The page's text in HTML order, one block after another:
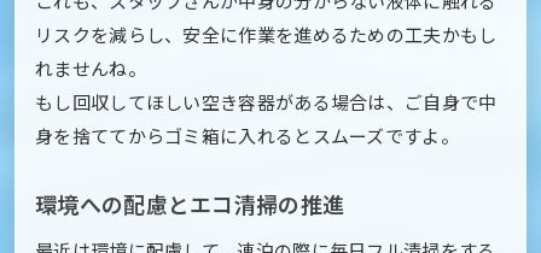
リスクを減らし、安全に作業を進めるための工夫かもし
れませんね。
もし回収してほしい空き容器がある場合は、ご自身で中
身を捨ててからゴミ箱に入れるとスムーズですよ。
環境への配慮とエコ清掃の推進